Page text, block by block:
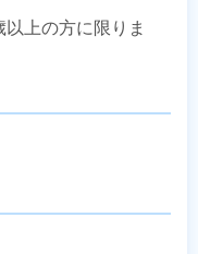
上の方に限りま